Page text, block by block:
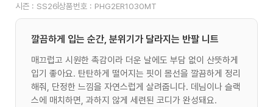
시즌 : SS26상품번호 : PHG2ER1030MT
깔끔하게 입는 순간, 분위기가 달라지는 반팔 니트
매끄럽고 시원한 촉감이라 더운 날에도 부담 없이 산뜻하게
입기 좋아요. 탄탄하게 떨어지는 핏이 몸선을 깔끔하게 정리
해줘, 단정한 느낌을 자연스럽게 살려줍니다. 데님이나 슬랙
스에 매치하면, 과하지 않게 세련된 코디가 완성돼요.